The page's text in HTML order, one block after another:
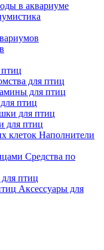
в аквариуме
для птиц
для птиц
птиц
для птиц
для птиц
Наполнители
Средства по
птиц
Аксессуары для